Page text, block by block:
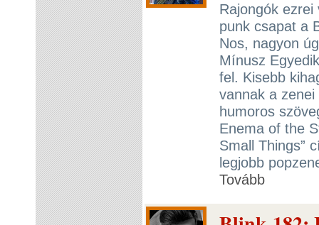
Rajongók
punk csapat a
Nos, nagyon
Mínusz
fel. Kisebb
vannak a
humoros
Enema of the
Small Things”
legjobb
Tovább